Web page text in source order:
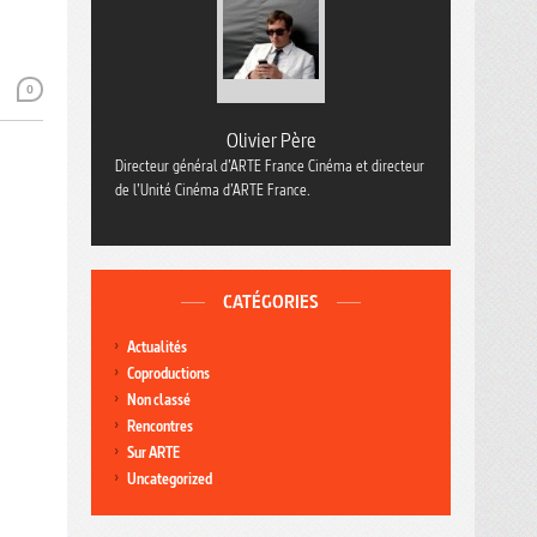
0
Olivier Père
Directeur général d’ARTE France Cinéma et directeur
de l’Unité Cinéma d’ARTE France.
CATÉGORIES
Actualités
Coproductions
Non classé
Rencontres
Sur ARTE
Uncategorized